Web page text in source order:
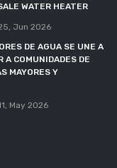
WATER HEATER
Jun 2026
DE AGUA SE UNE A
A COMUNIDADES DE
MAYORES Y
May 2026